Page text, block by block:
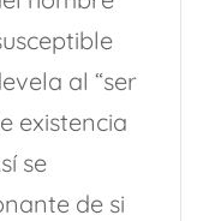
al “ser
existencia
se
de si